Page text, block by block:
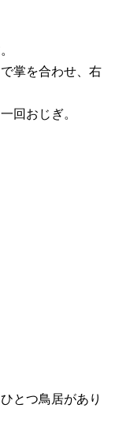
掌を合わせ、右
回おじぎ。
とつ鳥居があり